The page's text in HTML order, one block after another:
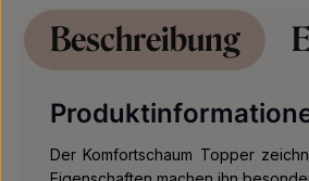
Beschreibung
Der Komfortschaum Topper